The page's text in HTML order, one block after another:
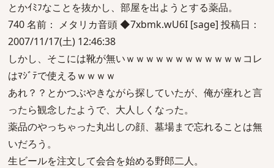
とかｲﾐﾌなことを抜かし、部屋を出ようとする薬品。
740 名前： メタリカ音頭 ◆7xbmk.wU6I [sage] 投稿日：
2007/11/17(土) 12:46:38
しかし、そこには靴が無いｗｗｗｗｗｗｗｗｗｗｗｗコレ
はﾏｼﾞﾃで使えるｗｗｗｗ
あれ？？とかつぶやきながら探していたが、俺が座れと言
ったら観念したようで、大人しくなった。
薬品のやっちゃった丸出しの顔、墓場まで忘れることは無
いだろう。
生ビールを注文して会合を始める野郎二人。